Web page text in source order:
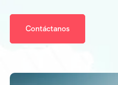
Contáctanos